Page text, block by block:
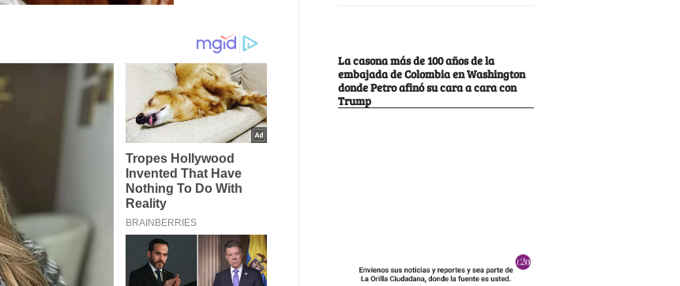
La casona más de 100 años de la
embajada de Colombia en Washington
donde Petro afinó su cara a cara con
Trump